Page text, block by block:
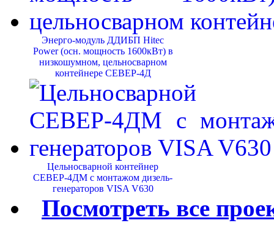
Энерго-модуль ДДИБП Hitec
Power (осн. мощность 1600кВт) в
низкошумном, цельносварном
контейнере СЕВЕР-4Д
Цельносварной контейнер
СЕВЕР-4ДМ с монтажом дизель-
генераторов VISA V630
Посмотреть все